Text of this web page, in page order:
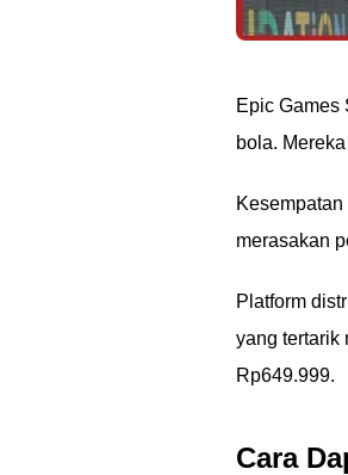
Epic Games
bola.
merasakan
Platform
yang tertarik
Rp649.999.
Cara